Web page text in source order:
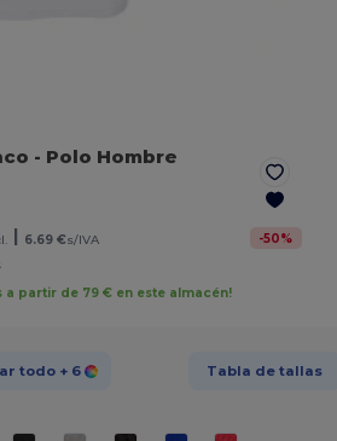
- Polo Hombre
6.69 €s/IVA -50%
a partir de 79 € en este almacén!
todo + 6 Tabla de tallas